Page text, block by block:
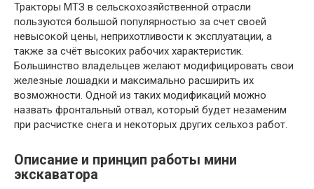
Тракторы МТЗ в сельскохозяйственной отрасли
пользуются большой популярностью за счет своей
невысокой цены, неприхотливости к эксплуатации, а
также за счёт высоких рабочих характеристик.
Большинство владельцев желают модифицировать свои
железные лошадки и максимально расширить их
возможности. Одной из таких модификаций можно
назвать фронтальный отвал, который будет незаменим
при расчистке снега и некоторых других сельхоз работ.
Описание и принцип работы мини
экскаватора